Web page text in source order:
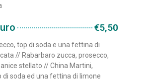
€5,50
top di soda e una fettina di
// Rabarbaro zucca, prosecco,
stellato // China Martini,
di soda ed una fettina di limone